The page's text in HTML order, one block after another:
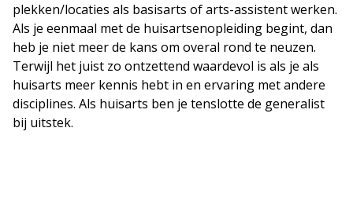
plekken/locaties als basisarts of arts-assistent werken.
Als je eenmaal met de huisartsenopleiding begint, dan
heb je niet meer de kans om overal rond te neuzen.
Terwijl het juist zo ontzettend waardevol is als je als
huisarts meer kennis hebt in en ervaring met andere
disciplines. Als huisarts ben je tenslotte de generalist
bij uitstek.